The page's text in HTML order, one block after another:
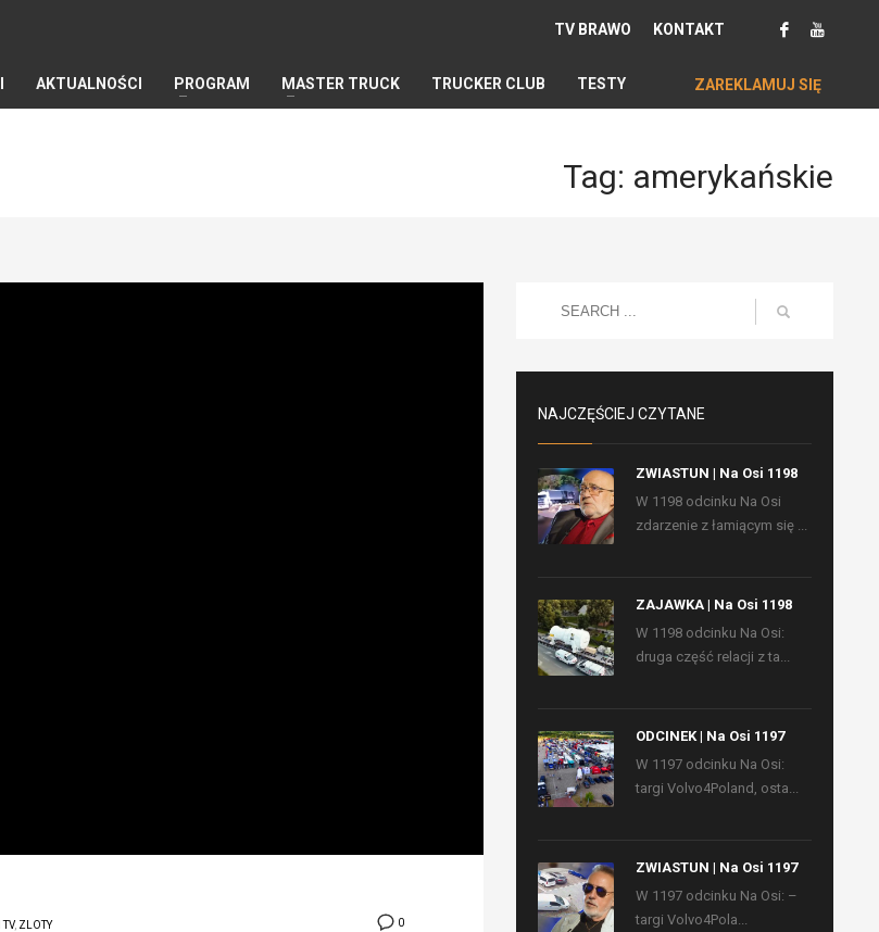
TV BRAWO KONTAKT
AKTUALNOŚCI PROGRAM MASTER TRUCK TRUCKER CLUB TESTY ZAREKLAMUJ SIĘ
Tag: amerykańskie
0
TV, ZLOTY
NAJCZĘŚCIEJ CZYTANE
ZWIASTUN | Na Osi 1198
W 1198 odcinku Na Osi
zdarzenie z łamiącym się ...
ZAJAWKA | Na Osi 1198
W 1198 odcinku Na Osi:
druga część relacji z ta...
ODCINEK | Na Osi 1197
W 1197 odcinku Na Osi:
targi Volvo4Poland, osta...
ZWIASTUN | Na Osi 1197
W 1197 odcinku Na Osi: –
targi Volvo4Pola...